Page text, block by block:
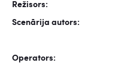
Režisors:
Scenārija autors:
Operators: